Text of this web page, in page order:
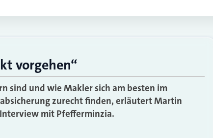
vorgehen“
sind und wie Makler sich am besten im
zurecht finden, erläutert Martin
mit Pfefferminzia.